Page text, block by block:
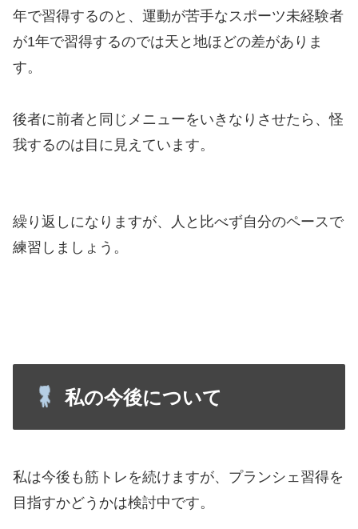
年で習得するのと、運動が苦手なスポーツ未経験者
が1年で習得するのでは天と地ほどの差がありま
す。
後者に前者と同じメニューをいきなりさせたら、怪
我するのは目に見えています。
繰り返しになりますが、人と比べず自分のペースで
練習しましょう。
私の今後について
私は今後も筋トレを続けますが、プランシェ習得を
目指すかどうかは検討中です。